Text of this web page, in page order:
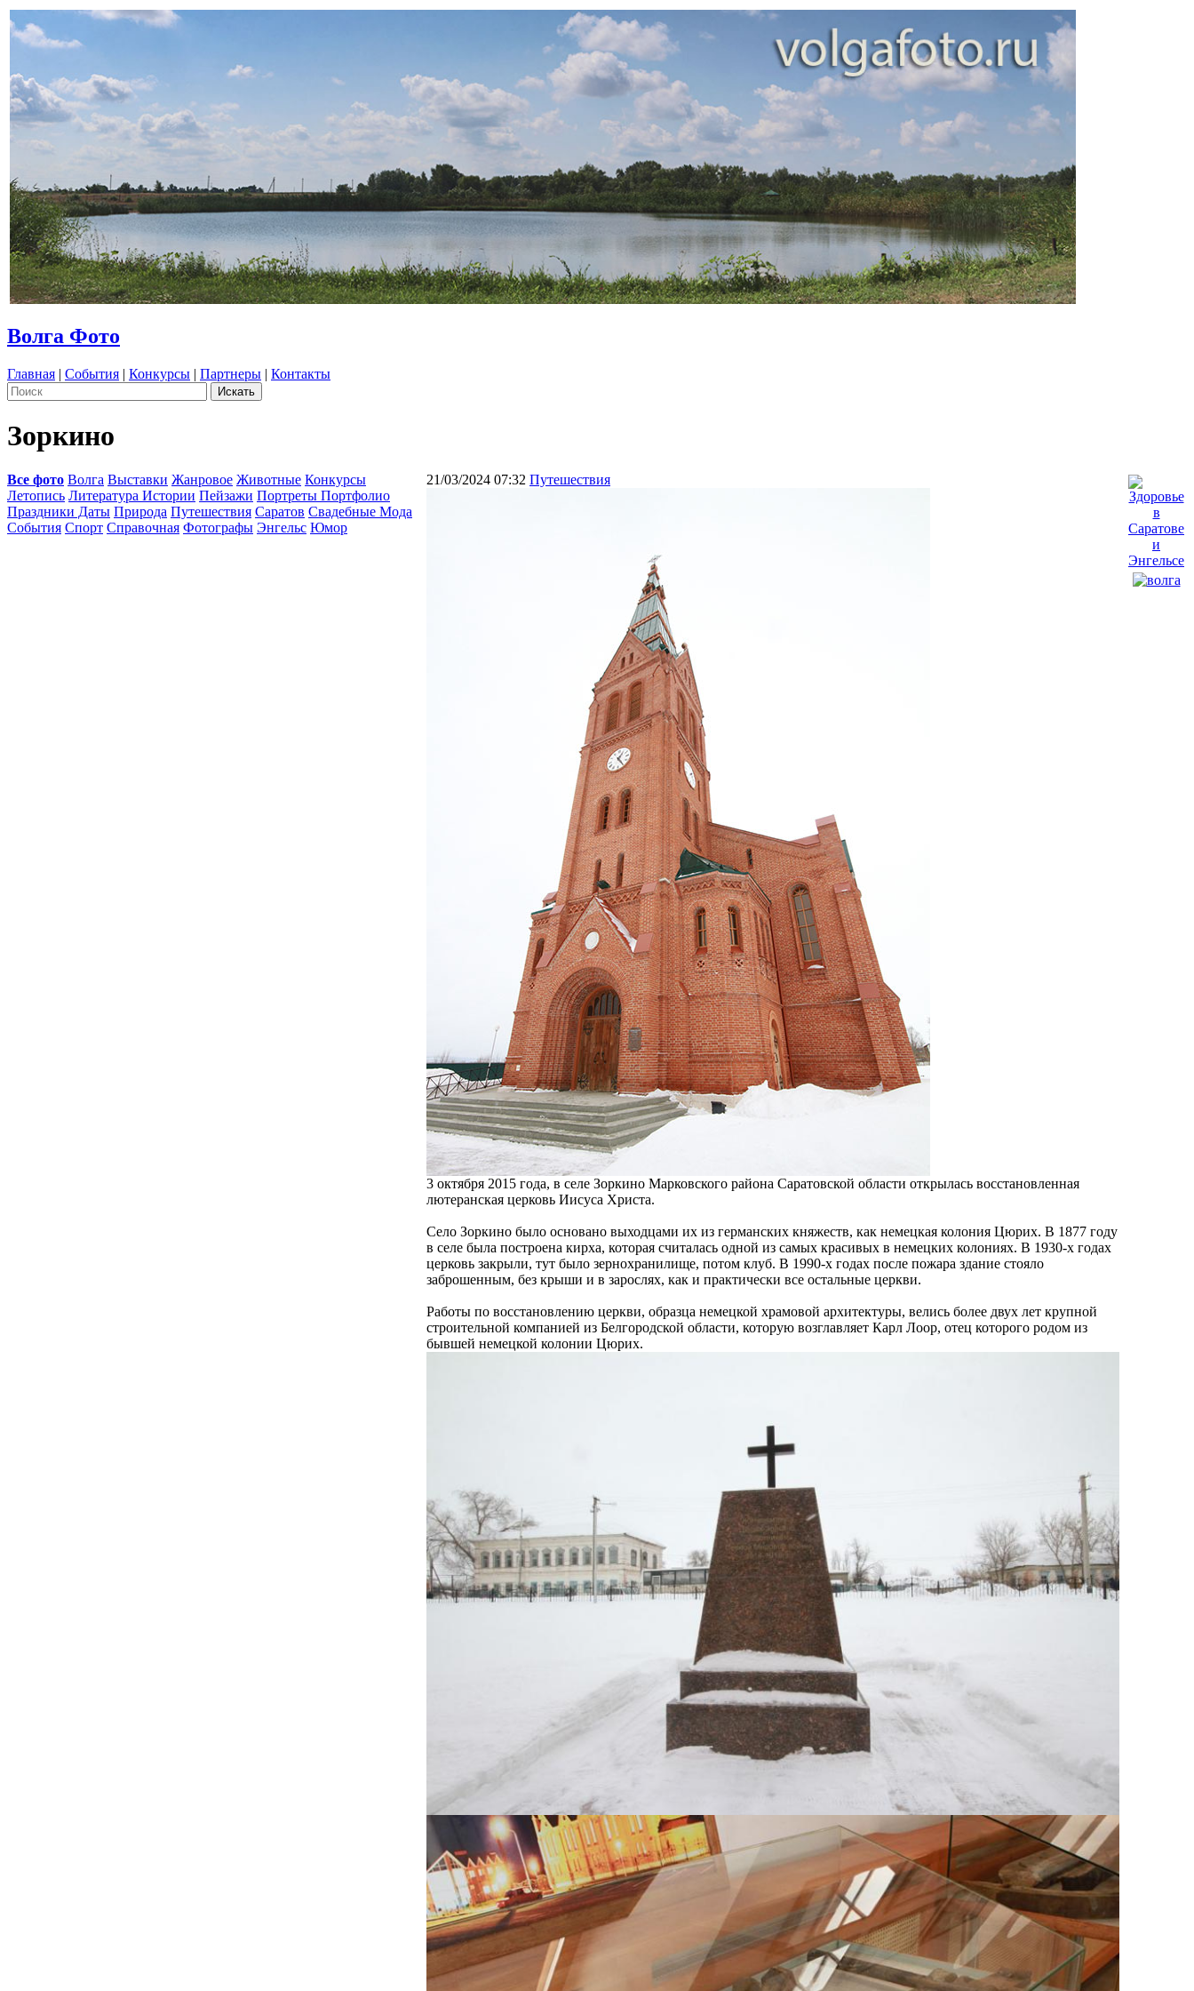
Волга Фото
Главная | События | Конкурсы | Партнеры | Контакты
Зоркино
Все фото Волга Выставки Жанровое Животные Конкурсы
Летопись Литература Истории Пейзажи Портреты Портфолио
Праздники Даты Природа Путешествия Саратов Свадебные Мода
События Спорт Справочная Фотографы Энгельс Юмор
21/03/2024 07:32 Путешествия
3 октября 2015 года, в селе Зоркино Марковского района Саратовской области открылась восстановленная
лютеранская церковь Иисуса Христа.
Село Зоркино было основано выходцами их из германских княжеств, как немецкая колония Цюрих. В 1877 году
в селе была построена кирха, которая считалась одной из самых красивых в немецких колониях. В 1930-х годах
церковь закрыли, тут было зернохранилище, потом клуб. В 1990-х годах после пожара здание стояло
заброшенным, без крыши и в зарослях, как и практически все остальные церкви.
Работы по восстановлению церкви, образца немецкой храмовой архитектуры, велись более двух лет крупной
строительной компанией из Белгородской области, которую возглавляет Карл Лоор, отец которого родом из
бывшей немецкой колонии Цюрих.